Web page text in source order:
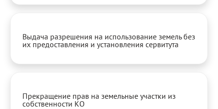
Выдача разрешения на использование земель без
их предоставления и установления сервитута
Прекращение прав на земельные участки из
собственности КО